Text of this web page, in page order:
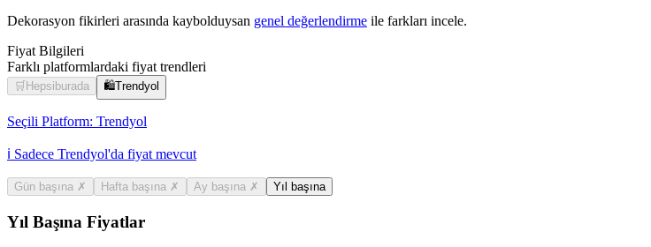
Dekorasyon fikirleri arasında kaybolduysan genel değerlendirme ile farkları incele.
Fiyat Bilgileri
Farklı platformlardaki fiyat trendleri
🛒 Hepsiburada 🛍️Trendyol
Seçili Platform: Trendyol
ℹ️ Sadece Trendyol'da fiyat mevcut
Gün başına ✗ Hafta başına ✗ Ay başına ✗ Yıl başına
Yıl Başına Fiyatlar